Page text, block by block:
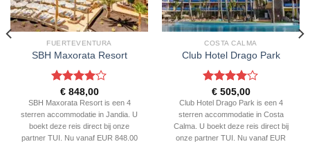
FUERTEVENTURA
SBH Maxorata Resort
Gewaardeerd
4uit 5
€848,00
SBH Maxorata Resort is een 4
sterren accommodatie in Jandia. U
boekt deze reis direct bij onze
partner TUI. Nu vanaf EUR 848.00
COSTA CALMA
Club Hotel Drago Park
Gewaardeerd
4uit 5
€505,00
Club Hotel Drago Park is een 4
sterren accommodatie in Costa
Calma. U boekt deze reis direct bij
onze partner TUI. Nu vanaf EUR